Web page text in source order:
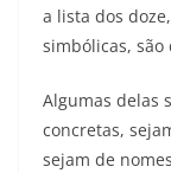
a lista dos
simbólicas, são
Algumas delas
concretas,
sejam de